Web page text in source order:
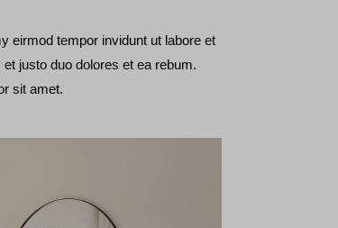
eirmod tempor invidunt ut labore et
justo duo dolores et ea rebum.
sit amet.